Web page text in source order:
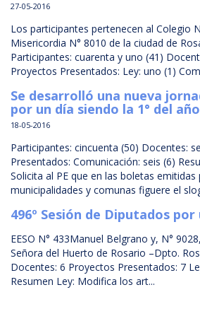
27-05-2016
Los participantes pertenecen al Colegio
Misericordia N° 8010 de la ciudad de
Participantes: cuarenta y uno (41)
Proyectos Presentados: Ley: uno (1)
Se desarrolló una nueva
por un día siendo la 1° del año
18-05-2016
Participantes: cincuenta (50) Docentes:
Presentados: Comunicación: seis (6)
Solicita al PE que en las boletas emitidas
municipalidades y comunas figuere el
496º Sesión de Diputados por
EESO N° 433Manuel Belgrano y, N°
Señora del Huerto de Rosario –Dpto.
Docentes: 6 Proyectos Presentados: 7
Resumen Ley: Modifica los art...